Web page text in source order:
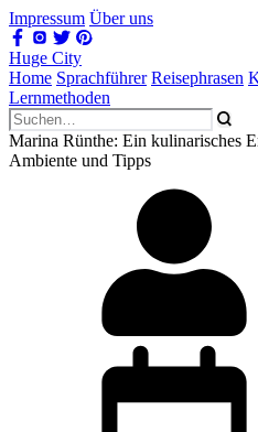
Impressum Über uns
Huge City
Home Sprachführer Reisephrasen
Lernmethoden
Marina Rünthe: Ein kulinarisches
Ambiente und Tipps